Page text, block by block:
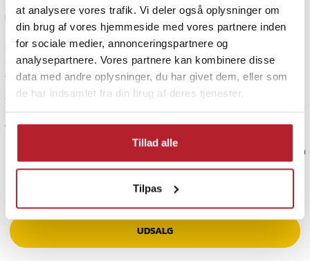
at analysere vores trafik. Vi deler også oplysninger om
din brug af vores hjemmeside med vores partnere inden
for sociale medier, annonceringspartnere og
analysepartnere. Vores partnere kan kombinere disse
data med andre oplysninger, du har givet dem, eller som
de har indsamlet fra din brug af deres tjenester.
Tillad alle
Tilpas
S Susanne
Havde lidt forventet de var lidt mere powerfull
Men what to do
5 år siden
Vis flere anmeldelser
PRISGARANTI
UDSALG